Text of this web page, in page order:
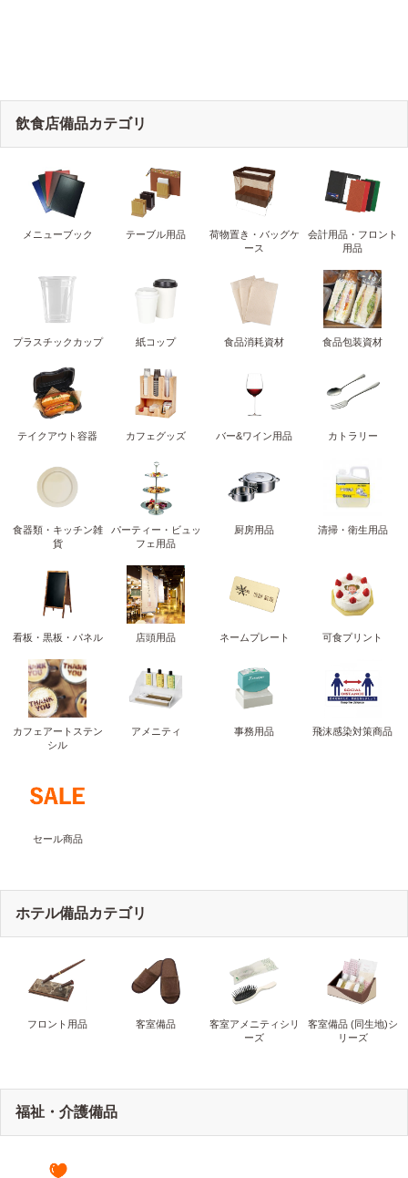
飲食店備品カテゴリ
メニューブック テーブル用品
荷物置き・バッグケ
ース
会計用品・フロント
用品
プラスチックカップ 紙コップ 食品消耗資材 食品包装資材
テイクアウト容器 カフェグッズ バー&ワイン用品 カトラリー
食器類・キッチン雑
貨
パーティー・ビュッ
フェ用品
厨房用品 清掃・衛生用品
看板・黒板・パネル 店頭用品 ネームプレート 可食プリント
カフェアートステン
シル
アメニティ 事務用品 飛沫感染対策商品
セール商品
ホテル備品カテゴリ
フロント用品 客室備品
客室アメニティシリ
ーズ
客室備品 (同生地)シ
リーズ
福祉・介護備品